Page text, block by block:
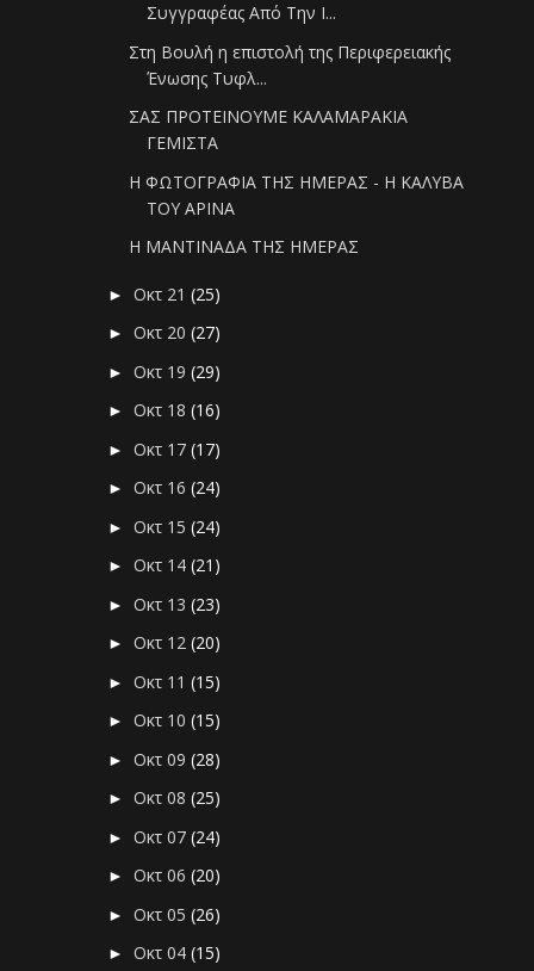
Συγγραφέας Από Την Ι...
Στη Βουλή η επιστολή της Περιφερειακής
Ένωσης Τυφλ...
ΣΑΣ ΠΡΟΤΕΙΝΟΥΜΕ ΚΑΛΑΜΑΡΑΚΙΑ
ΓΕΜΙΣΤΑ
Η ΦΩΤΟΓΡΑΦΙΑ ΤΗΣ ΗΜΕΡΑΣ - Η ΚΑΛΥΒΑ
ΤΟΥ ΑΡΙΝΑ
Η ΜΑΝΤΙΝΑΔΑ ΤΗΣ ΗΜΕΡΑΣ
►Οκτ 21(25)
►Οκτ 20(27)
►Οκτ 19(29)
►Οκτ 18(16)
►Οκτ 17(17)
►Οκτ 16(24)
►Οκτ 15(24)
►Οκτ 14(21)
►Οκτ 13(23)
►Οκτ 12(20)
►Οκτ 11(15)
►Οκτ 10(15)
►Οκτ 09(28)
►Οκτ 08(25)
►Οκτ 07(24)
►Οκτ 06(20)
►Οκτ 05(26)
►Οκτ 04(15)